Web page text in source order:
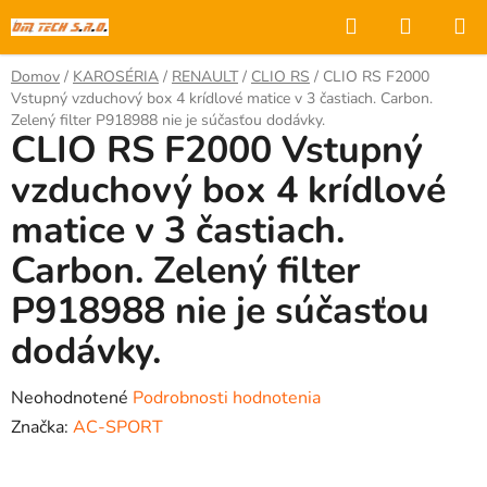
na
obsah
Hľadať
KOŠÍK
Domov / KAROSÉRIA / RENAULT / CLIO RS / CLIO RS F2000
Vstupný vzduchový box 4 krídlové matice v 3 častiach. Carbon.
Zelený filter P918988 nie je súčasťou dodávky.
CLIO RS F2000 Vstupný
vzduchový box 4 krídlové
matice v 3 častiach.
Carbon. Zelený filter
P918988 nie je súčasťou
dodávky.
Priemerné
hodnotenie
Neohodnotené Podrobnosti hodnotenia
Značka: AC-SPORT